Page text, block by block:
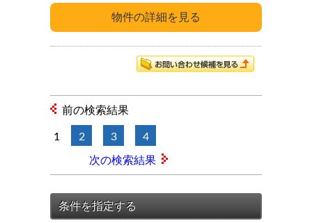
前の検索結果
1 2 3 4
次の検索結果